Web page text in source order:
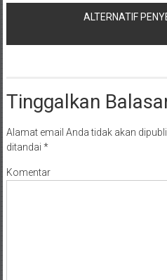
ALTERNATIF
Tinggalkan
Alamat email Anda tidak akan
ditandai *
Komentar